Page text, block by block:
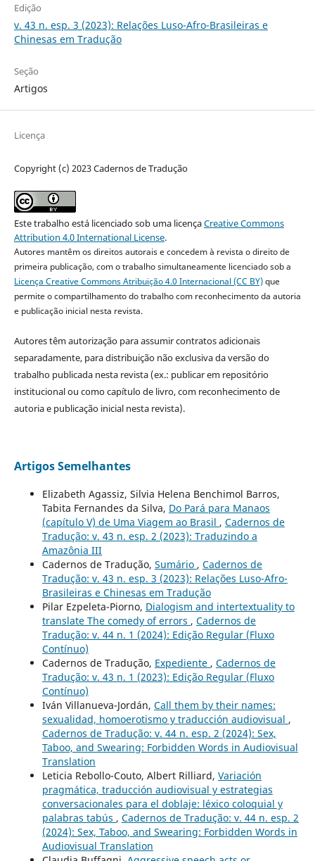
Edição
v. 43 n. esp. 3 (2023): Relações Luso-Afro-Brasileiras e
Chinesas em Tradução
Seção
Artigos
Licença
Copyright (c) 2023 Cadernos de Tradução
Este trabalho está licenciado sob uma licençaCreative Commons
Attribution 4.0 International License.
Autores mantêm os direitos autorais e concedem à revista o direito de
primeira publicação, com o trabalho simultaneamente licenciado sob a
Licença Creative Commons Atribuição 4.0 Internacional (CC BY)que
permite o compartilhamento do trabalho com reconhecimento da autoria
e publicação inicial nesta revista.
Autores têm autorização para assumir contratos adicionais
separadamente, para distribuição não exclusiva da versão do
trabalho publicada nesta revista (ex.: publicar em repositório
institucional ou como capítulo de livro, com reconhecimento de
autoria e publicação inicial nesta revista).
Artigos Semelhantes
Elizabeth Agassiz, Silvia Helena Benchimol Barros,
Tabita Fernandes da Silva, Do Pará para Manaos
(capítulo V) de Uma Viagem ao Brasil , Cadernos de
Tradução: v. 43 n. esp. 2 (2023): Traduzindo a
Amazônia III
Cadernos de Tradução, Sumário , Cadernos de
Tradução: v. 43 n. esp. 3 (2023): Relações Luso-Afro-
Brasileiras e Chinesas em Tradução
Pilar Ezpeleta-Piorno, Dialogism and intertextuality to
translate The comedy of errors , Cadernos de
Tradução: v. 44 n. 1 (2024): Edição Regular (Fluxo
Contínuo)
Cadernos de Tradução, Expediente , Cadernos de
Tradução: v. 43 n. 1 (2023): Edição Regular (Fluxo
Contínuo)
Iván Villanueva-Jordán, Call them by their names:
sexualidad, homoerotismo y traducción audiovisual ,
Cadernos de Tradução: v. 44 n. esp. 2 (2024): Sex,
Taboo, and Swearing: Forbidden Words in Audiovisual
Translation
Leticia Rebollo-Couto, Albert Rilliard, Variación
pragmática, traducción audiovisual y estrategias
conversacionales para el doblaje: léxico coloquial y
palabras tabús , Cadernos de Tradução: v. 44 n. esp. 2
(2024): Sex, Taboo, and Swearing: Forbidden Words in
Audiovisual Translation